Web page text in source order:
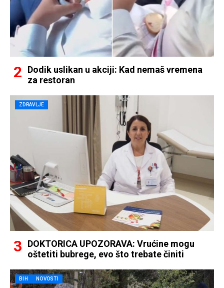
Dodik uslikan u akciji: Kad nemaš vremena
za restoran
ZDRAVLJE
DOKTORICA UPOZORAVA: Vrućine mogu
oštetiti bubrege, evo što trebate činiti
BIH NOVOSTI